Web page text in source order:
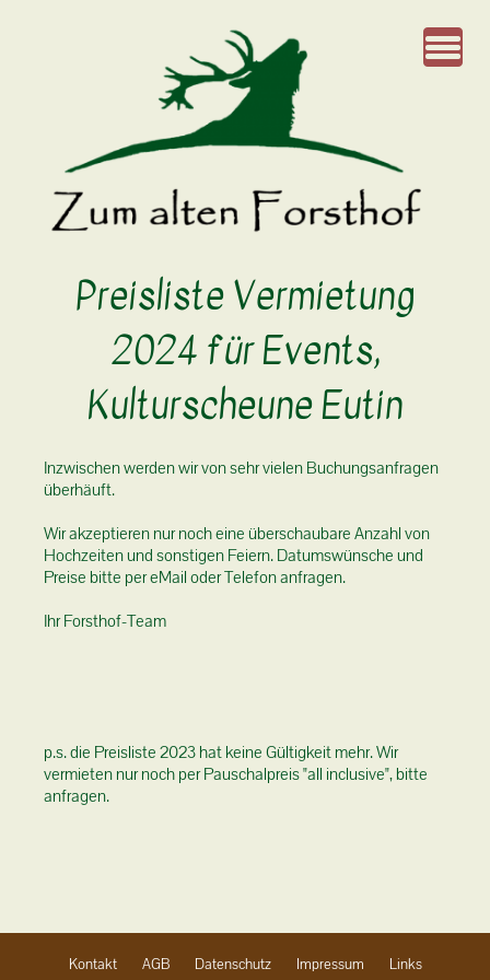
Preisliste Vermietung
2024 für Events,
Kulturscheune Eutin
Inzwischen werden wir von sehr vielen Buchungsanfragen
überhäuft.
Wir akzeptieren nur noch eine überschaubare Anzahl von
Hochzeiten und sonstigen Feiern. Datumswünsche und
Preise bitte per eMail oder Telefon anfragen.
Ihr Forsthof-Team
p.s. die Preisliste 2023 hat keine Gültigkeit mehr. Wir
vermieten nur noch per Pauschalpreis "all inclusive", bitte
anfragen.
Navigation
Kontakt AGB Datenschutz Impressum Links